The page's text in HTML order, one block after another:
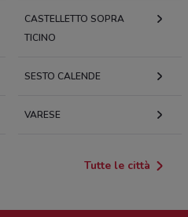
CASTELLETTO SOPRA
TICINO
SESTO CALENDE
VARESE
Tutte le città